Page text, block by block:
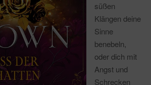
süßen
Klängen deine
Sinne
benebeln,
oder dich mit
Angst und
Schrecken